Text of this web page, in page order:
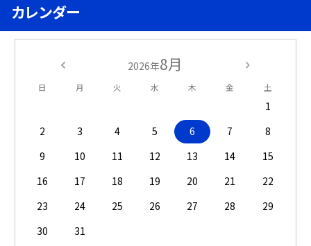
カレンダー
2026年8月
日 月 火 水 木 金 土
1
2
3 4 5 6 7
8
9
10 11 12 13 14
15
16
17 18 19 20 21
22
23
24 25 26 27 28
29
30
31